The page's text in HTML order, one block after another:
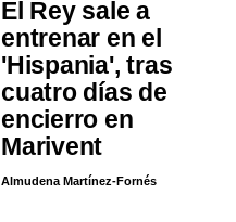
El Rey sale a
entrenar en el
'Hispania', tras
cuatro días de
encierro en
Marivent
Almudena Martínez-Fornés